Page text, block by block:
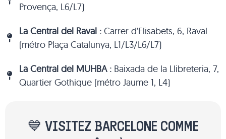
Provença, L6/L7)
La Central del Raval :Carrer d’Elisabets, 6, Raval
(métro Plaça Catalunya, L1/L3/L6/L7)
La Central del MUHBA :Baixada de la Llibreteria, 7,
Quartier Gothique (métro Jaume 1, L4)
💙 VISITEZ BARCELONE COMME